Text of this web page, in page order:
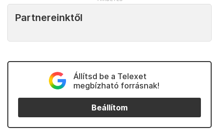
Partnereinktől
Állítsd be a Telexet
megbízható forrásnak!
Beállítom